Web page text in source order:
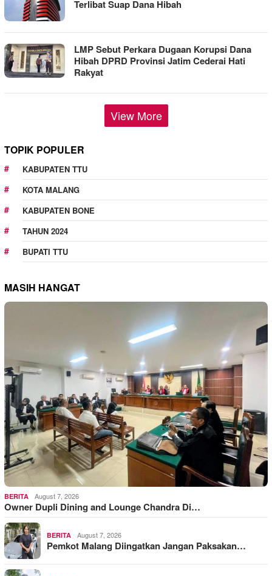
Terlibat Suap Dana Hibah
LMP Sebut Perkara Dugaan Korupsi Dana
Hibah DPRD Provinsi Jatim Cederai Hati
Rakyat
View More
TOPIK POPULER
KABUPATEN TTU
KOTA MALANG
KABUPATEN BONE
TAHUN 2024
BUPATI TTU
MASIH HANGAT
BERITA August 7, 2026
Owner Dupli Dining and Lounge Chandra Di…
BERITA August 7, 2026
Pemkot Malang Diingatkan Jangan Paksakan…